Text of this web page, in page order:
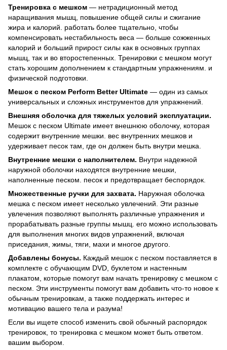
Тренировка с мешком — нетрадиционный метод
наращивания мышц, повышение общей силы и сжигание
жира и калорий. работать более тщательно, чтобы
компенсировать нестабильность веса — больше сожженных
калорий и больший прирост силы как в основных группах
мышц, так и во второстепенных. Тренировки с мешком могут
стать хорошим дополнением к стандартным упражнениям. и
физической подготовки.
Мешок с песком Perform Better Ultimate — один из самых
универсальных и сложных инструментов для упражнений.
Внешняя оболочка для тяжелых условий эксплуатации.
Мешок с песком Ultimate имеет внешнюю оболочку, которая
содержит внутренние мешки. вес внутренних мешков и
удерживает песок там, где он должен быть внутри мешка.
Внутренние мешки с наполнителем. Внутри надежной
наружной оболочки находятся внутренние мешки,
наполненные песком. песок и предотвращает беспорядок.
Множественные ручки для захвата. Наружная оболочка
мешка с песком имеет несколько увлечений. Эти разные
увлечения позволяют выполнять различные упражнения и
прорабатывать разные группы мышц. его можно использовать
для выполнения многих видов упражнений, включая
приседания, жимы, тяги, махи и многое другого.
Добавлены бонусы. Каждый мешок с песком поставляется в
комплекте с обучающим DVD, буклетом и настенным
плакатом, которые помогут вам начать тренировку с мешком с
песком. Эти инструменты помогут вам добавить что-то новое к
обычным тренировкам, а также поддержать интерес и
мотивацию вашего тела и разума!
Если вы ищете способ изменить свой обычный распорядок
тренировок, то тренировка с мешком может быть ответом.
вашим выбором.